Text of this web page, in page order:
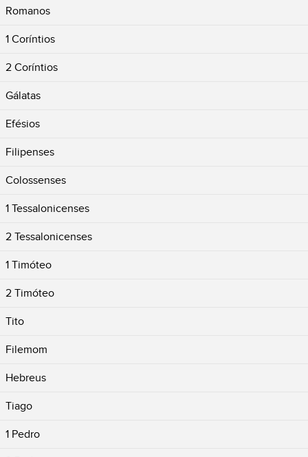
Romanos
1 Coríntios
2 Coríntios
Gálatas
Efésios
Filipenses
Colossenses
1 Tessalonicenses
2 Tessalonicenses
1 Timóteo
2 Timóteo
Tito
Filemom
Hebreus
Tiago
1 Pedro